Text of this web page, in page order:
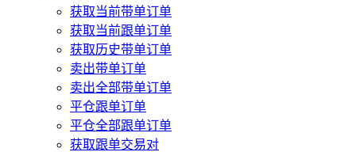
获取当前带单订单
获取当前跟单订单
获取历史带单订单
卖出带单订单
卖出全部带单订单
平仓跟单订单
平仓全部跟单订单
获取跟单交易对